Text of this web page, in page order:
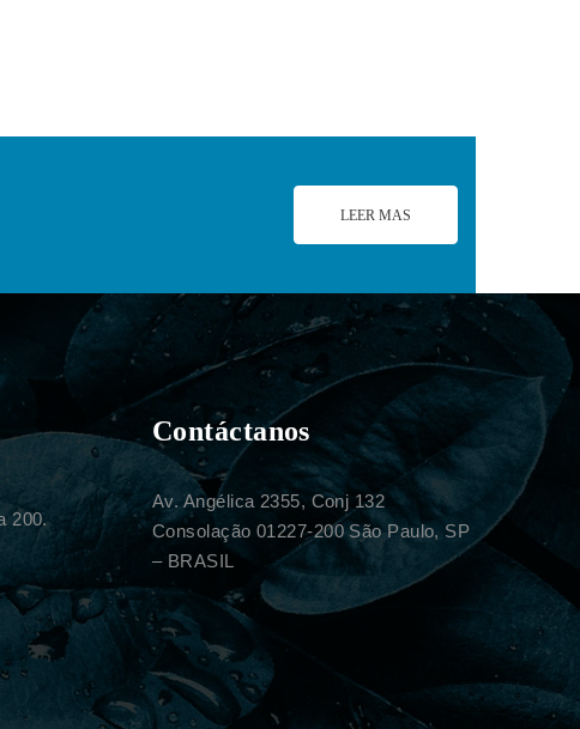
LEER MAS
200.
Contáctanos
Av. Angélica 2355, Conj 132
Consolação 01227-200 São Paulo, SP
– BRASIL